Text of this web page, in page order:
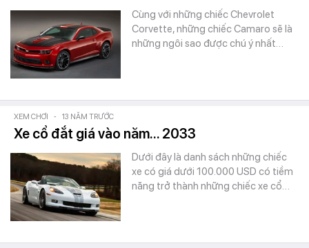
Cùng với những chiếc Chevrolet
Corvette, những chiếc Camaro sẽ là
những ngôi sao được chú ý nhất…
XEM CHƠI - 13 NĂM TRƯỚC
Xe cổ đắt giá vào năm... 2033
Dưới đây là danh sách những chiếc
xe có giá dưới 100.000 USD có tiềm
năng trở thành những chiếc xe cổ…